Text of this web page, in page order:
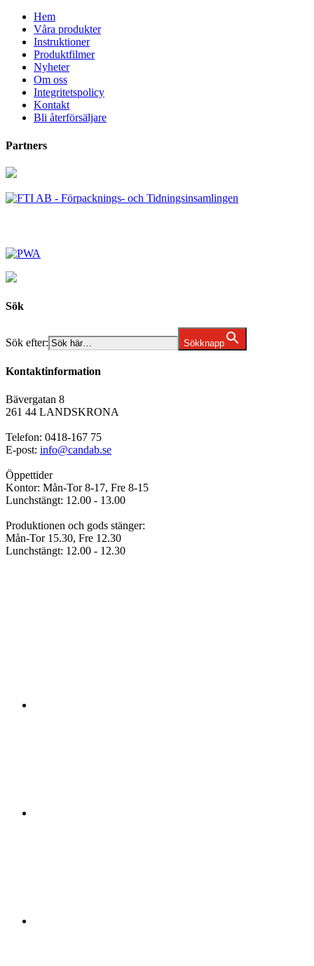
Hem
Våra produkter
Instruktioner
Produktfilmer
Nyheter
Om oss
Integritetspolicy
Kontakt
Bli återförsäljare
Partners
Sök
Sök efter: Sökknapp
Kontaktinformation
Bävergatan 8
261 44 LANDSKRONA
Telefon: 0418-167 75
E-post: info@candab.se
Öppettider
Kontor: Mån-Tor 8-17, Fre 8-15
Lunchstängt: 12.00 - 13.00
Produktionen och gods stänger:
Mån-Tor 15.30, Fre 12.30
Lunchstängt: 12.00 - 12.30